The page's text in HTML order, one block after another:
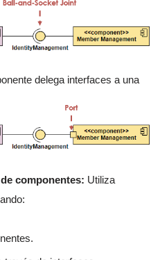
delega interfaces a una
componentes: Utiliza